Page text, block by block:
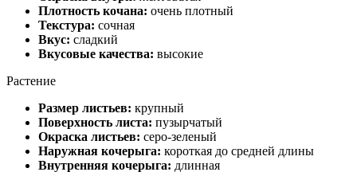
Плотность кочана: очень плотный
Текстура: сочная
Вкус: сладкий
Вкусовые качества: высокие
Растение
Размер листьев: крупный
Поверхность листа: пузырчатый
Окраска листьев: серо-зеленый
Наружная кочерыга: короткая до средней длины
Внутренняя кочерыга: длинная